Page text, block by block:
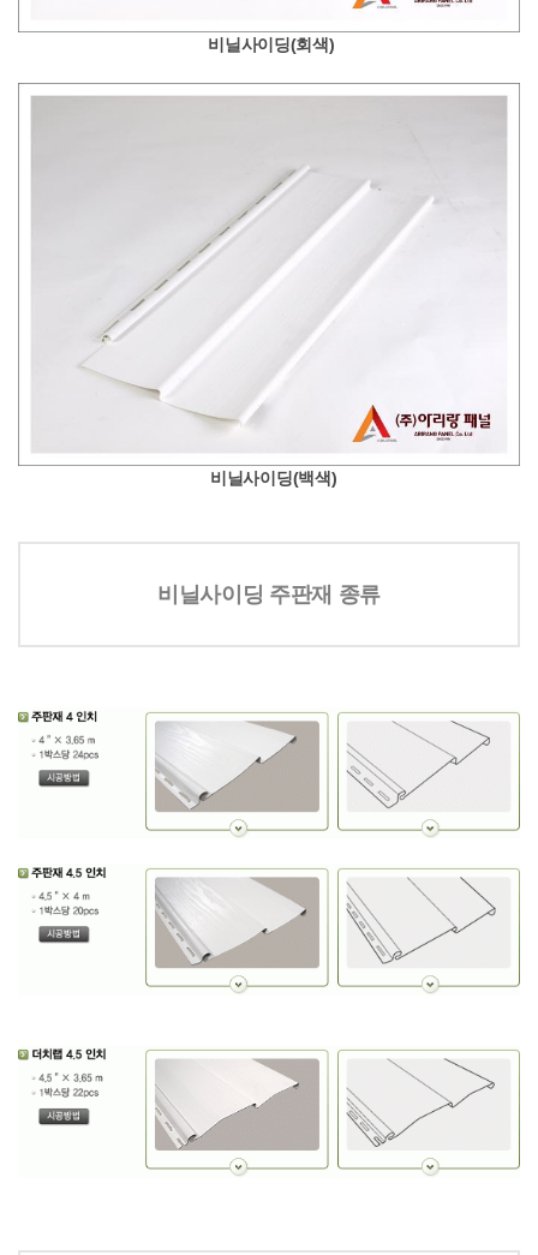
비닐사이딩(회색)
비닐사이딩(백색)
비닐사이딩 주판재 종류